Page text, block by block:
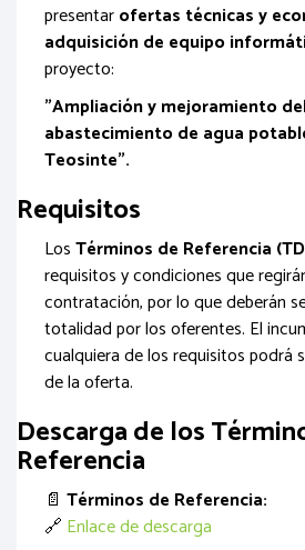
presentarofertas técnicas y
adquisición de equipo
proyecto:
"Ampliación y mejoramiento
abastecimiento de agua
Teosinte".
Requisitos
LosTérminos de Referencia
requisitos y condiciones que
contratación, por lo que deberán
totalidad por los oferentes. El
cualquiera de los requisitos podrá
de la oferta.
Descarga de los
Referencia
📄 Términos de Referencia:
🔗 Enlace de descarga